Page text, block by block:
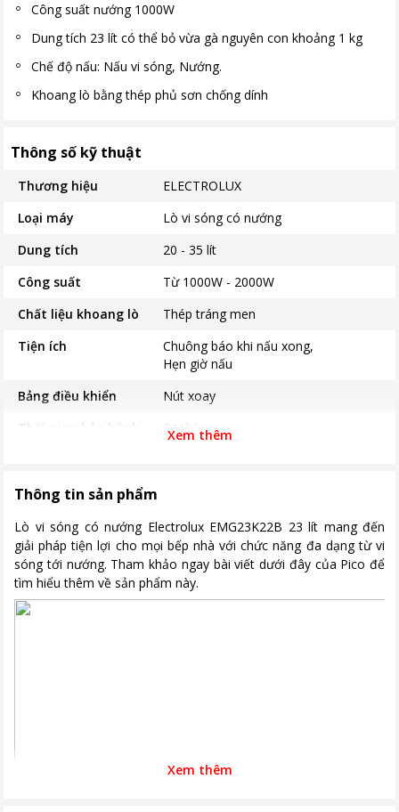
Công suất nướng 1000W
Dung tích 23 lít có thể bỏ vừa gà nguyên con khoảng 1 kg
Chế độ nấu: Nấu vi sóng, Nướng.
Khoang lò bằng thép phủ sơn chống dính
Thông số kỹ thuật
Thương hiệu
ELECTROLUX
Loại máy
Lò vi sóng có nướng
Dung tích
20 - 35 lít
Công suất
Từ 1000W - 2000W
Chất liệu khoang lò
Thép tráng men
Tiện ích
Chuông báo khi nấu xong
Hẹn giờ nấu
Bảng điều khiển
Nút xoay
Thời gian bảo hành
24 tháng
Nơi sản xuất
Kích thước, khối lượng Ngang 48 cm - Cao 29.4 cm - Sâu 39
cm - Nặng 12.45 kg
Khoảng giá
Từ 2 - 5 triệu
Xem thêm
Thông tin sản phẩm
Lò vi sóng có nướng Electrolux EMG23K22B 23 lít mang đến
giải pháp tiện lợi cho mọi bếp nhà với chức năng đa dạng từ vi
sóng tới nướng. Tham khảo ngay bài viết dưới đây của Pico để
tìm hiểu thêm về sản phẩm này.
Xem thêm